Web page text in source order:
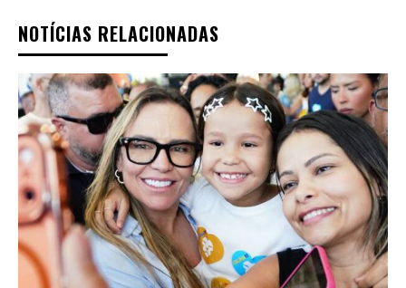
NOTÍCIAS RELACIONADAS